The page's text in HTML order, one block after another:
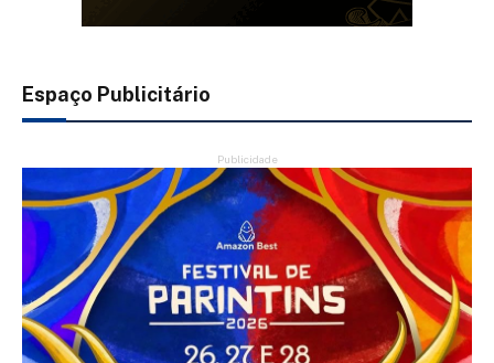
Espaço Publicitário
Publicidade